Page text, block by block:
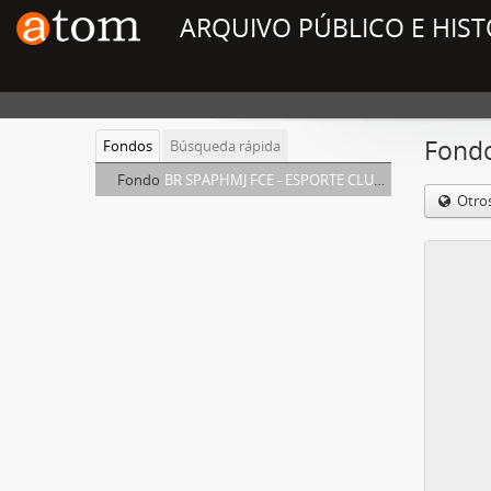
ARQUIVO PÚBLICO E
Fondos
Búsqueda rápida
Fondo BR SPAPHMJ FCE - ESPORTE CLUBE ELVIRA